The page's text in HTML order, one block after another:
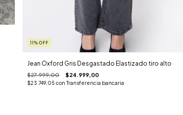
11%OFF
Jean Oxford Gris Desgastado Elastizado tiro alto
$27.999,00 $24.999,00
$23.749,05con Transferencia bancaria